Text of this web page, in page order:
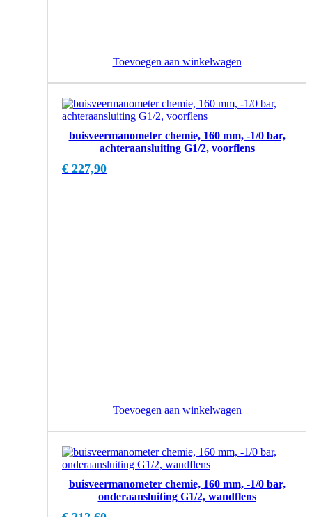
Toevoegen aan winkelwagen
buisveermanometer chemie, 160 mm, -1/0 bar,
achteraansluiting G1/2, voorflens
€ 227,90
Toevoegen aan winkelwagen
buisveermanometer chemie, 160 mm, -1/0 bar,
onderaansluiting G1/2, wandflens